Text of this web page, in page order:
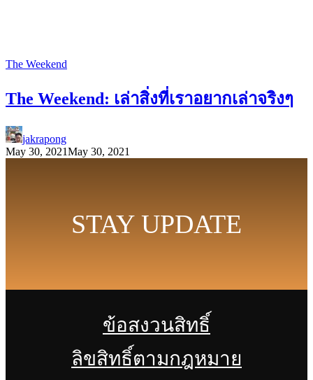
The Weekend
The Weekend: เล่าสิ่งที่เราอยากเล่าจริงๆ
jakrapong
May 30, 2021May 30, 2021
STAY UPDATE
ข้อสงวนสิทธิ์
ลิขสิทธิ์ตามกฎหมาย